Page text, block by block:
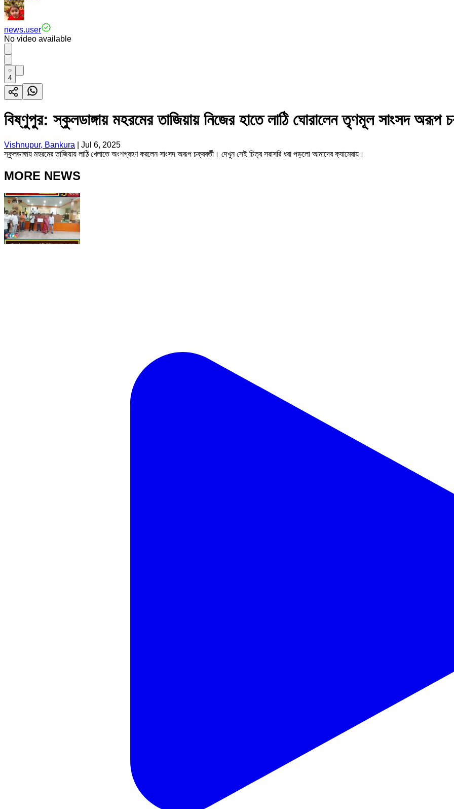
news.user
No video available
4
বিষ্ণুপুর: স্কুলডাঙ্গায় মহরমের তাজিয়ায় নিজের হাতে লাঠি ঘোরালেন তৃণমূল সাংসদ অরূপ
Vishnupur, Bankura
Jul 6, 2025
স্কুলডাঙ্গায় মহরমের তাজিয়ায় লাঠি খেলাতে অংশগ্রহণ করলেন সাংসদ অরূপ চক্রবর্তী। দেখুন সেই চিত্র সরাসরি ধরা পড়লো আমাদের ক্যামেরায়।
MORE NEWS